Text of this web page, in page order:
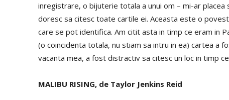
inregistrare, o bijuterie totala a unui om – mi-ar placea
doresc sa citesc toate cartile ei. Aceasta este o
care se pot identifica. Am citit asta in timp ce eram in
(o coincidenta totala, nu stiam sa intru in ea) cartea a
vacanta mea, a fost distractiv sa citesc un loc in timp
MALIBU RISING, de Taylor Jenkins Reid